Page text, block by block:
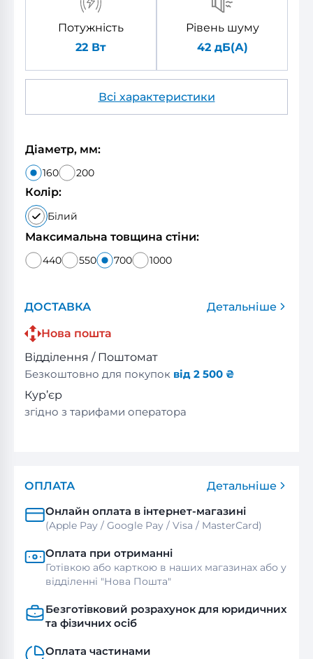
Потужність
22 Вт
Рівень шуму
42 дБ(А)
Всі характеристики
Діаметр, мм:
160 200
Колір:
Білий
Максимальна товщина стіни:
440 550 700 1000
ДОСТАВКА
Детальніше
Нова пошта
Відділення / Поштомат
Безкоштовно для покупок від 2 500 ₴
Кур’єр
згідно з тарифами оператора
ОПЛАТА
Детальніше
Онлайн оплата в інтернет-магазині
(Apple Pay / Google Pay / Visa / MasterСard)
Оплата при отриманні
Готівкою або карткою в наших магазинах або у
відділенні "Нова Пошта"
Безготівковий розрахунок для юридичних
та фізичних осіб
Оплата частинами